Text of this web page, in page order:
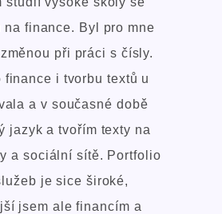
na finance. Byl pro mne
při práci s čísly.
finance i tvorbu textů u
a v současné době
jazyk a tvořím texty na
a sociální sítě. Portfolio
je sice široké,
jsem ale financím a